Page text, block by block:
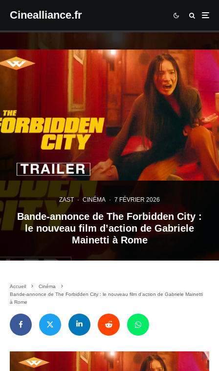
Cinealliance.fr
ZAST · CINÉMA · 7 FÉVRIER 2026
Bande-annonce de The Forbidden City :
le nouveau film d’action de Gabriele
Mainetti à Rome
Accueil
Cinéma
Bande-annonce de The Forbidden City : le nouveau film d’action de Gabriele Mainetti
à Rome